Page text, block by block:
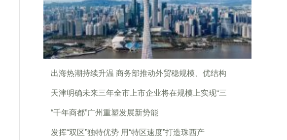
出海热潮持续升温 商务部推动外贸稳规模、优结构
天津明确未来三年全市上市企业将在规模上实现“三
“千年商都”广州重塑发展新势能
发挥“双区”独特优势 用“特区速度”打造珠西产